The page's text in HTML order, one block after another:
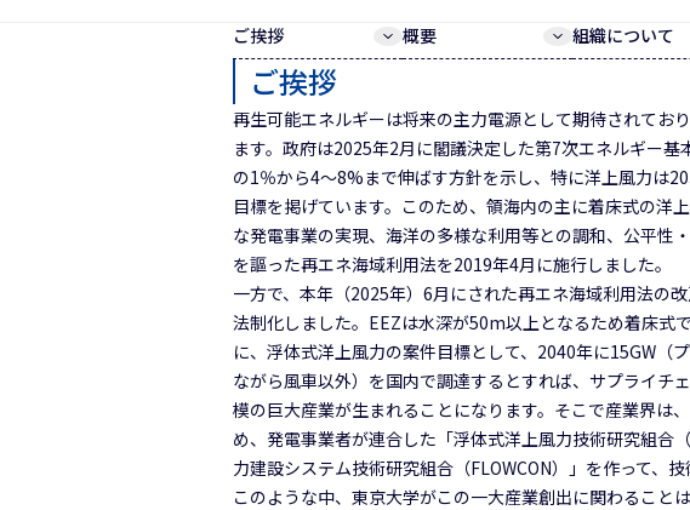
ご挨拶 概要 組織について
ご挨拶
再生可能エネルギーは将来の主力電源として期待されてお
ます。政府は2025年2月に閣議決定した第7次エネルギー
の1％から4～8%まで伸ばす方針を示し、特に洋上風力は
目標を掲げています。このため、領海内の主に着床式の洋
な発電事業の実現、海洋の多様な利用等との調和、公平性
を謳った再エネ海域利用法を2019年4月に施行しました。
一方で、本年（2025年）6月にされた再エネ海域利用法の
法制化しました。EEZは水深が50m以上となるため着床式
に、浮体式洋上風力の案件目標として、2040年に15GW（
ながら風車以外）を国内で調達するとすれば、サプライチ
模の巨大産業が生まれることになります。そこで産業界は
め、発電事業者が連合した「浮体式洋上風力技術研究組合
力建設システム技術研究組合（FLOWCON）」を作って、
このような中、東京大学がこの一大産業創出に関わること